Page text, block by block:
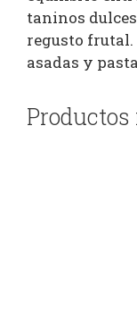
taninos
regusto
asadas y
Productos